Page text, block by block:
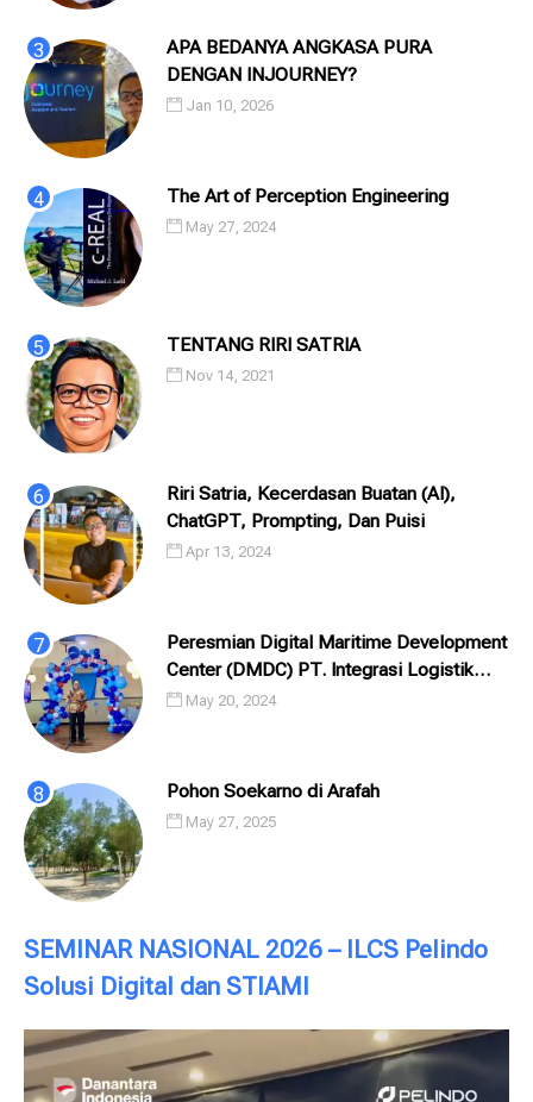
APA BEDANYA ANGKASA PURA
DENGAN INJOURNEY?
Jan 10, 2026
The Art of Perception Engineering
May 27, 2024
TENTANG RIRI SATRIA
Nov 14, 2021
Riri Satria, Kecerdasan Buatan (AI),
ChatGPT, Prompting, Dan Puisi
Apr 13, 2024
Peresmian Digital Maritime Development
Center (DMDC) PT. Integrasi Logistik
Cipta Solusi (ILCS) / Pelindo Solusi
May 20, 2024
Pohon Soekarno di Arafah
May 27, 2025
SEMINAR NASIONAL 2026 – ILCS Pelindo
Solusi Digital dan STIAMI